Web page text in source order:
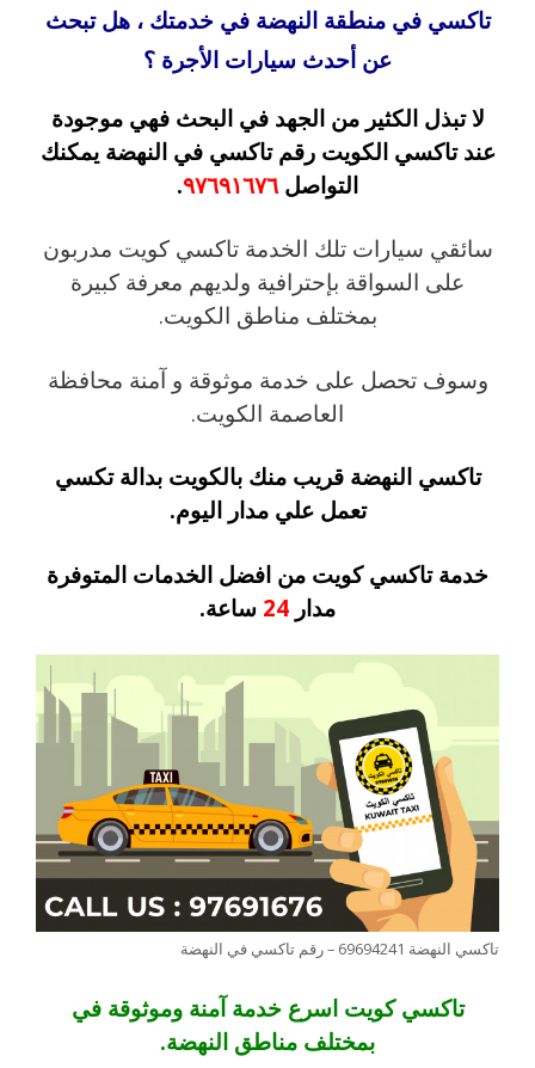
تاكسي في منطقة النهضة في خدمتك ، هل تبحث
عن أحدث سيارات الأجرة ؟
لا تبذل الكثير من الجهد في البحث فهي موجودة
عند تاكسي الكويت رقم تاكسي في النهضة يمكنك
التواصل ٩٧٦٩١٦٧٦.
سائقي سيارات تلك الخدمة تاكسي كويت مدربون
على السواقة بإحترافية ولديهم معرفة كبيرة
بمختلف مناطق الكويت.
وسوف تحصل على خدمة موثوقة و آمنة محافظة
العاصمة الكويت.
تاكسي النهضة قريب منك بالكويت بدالة تكسي
تعمل علي مدار اليوم.
خدمة تاكسي كويت من افضل الخدمات المتوفرة
مدار 24 ساعة.
تاكسي النهضة 69694241 – رقم تاكسي في النهضة
تاكسي كويت اسرع خدمة آمنة وموثوقة في
بمختلف مناطق النهضة.